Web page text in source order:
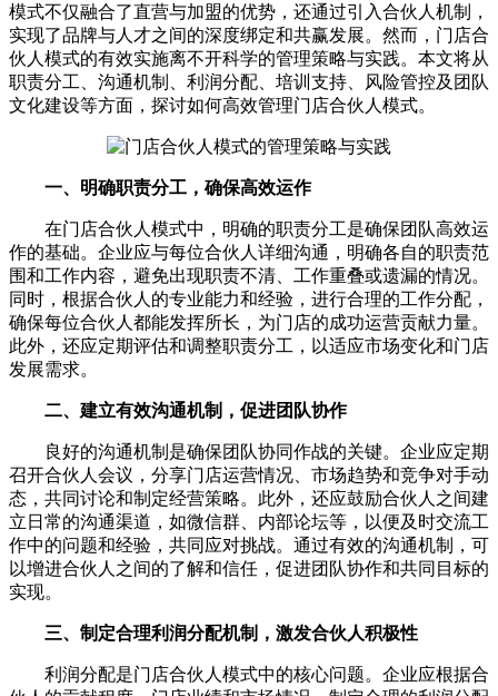
模式不仅融合了直营与加盟的优势，还通过引入合伙人机制，
实现了品牌与人才之间的深度绑定和共赢发展。然而，门店合
伙人模式的有效实施离不开科学的管理策略与实践。本文将从
职责分工、沟通机制、利润分配、培训支持、风险管控及团队
文化建设等方面，探讨如何高效管理门店合伙人模式。
一、明确职责分工，确保高效运作
在门店合伙人模式中，明确的职责分工是确保团队高效运
作的基础。企业应与每位合伙人详细沟通，明确各自的职责范
围和工作内容，避免出现职责不清、工作重叠或遗漏的情况。
同时，根据合伙人的专业能力和经验，进行合理的工作分配，
确保每位合伙人都能发挥所长，为门店的成功运营贡献力量。
此外，还应定期评估和调整职责分工，以适应市场变化和门店
发展需求。
二、建立有效沟通机制，促进团队协作
良好的沟通机制是确保团队协同作战的关键。企业应定期
召开合伙人会议，分享门店运营情况、市场趋势和竞争对手动
态，共同讨论和制定经营策略。此外，还应鼓励合伙人之间建
立日常的沟通渠道，如微信群、内部论坛等，以便及时交流工
作中的问题和经验，共同应对挑战。通过有效的沟通机制，可
以增进合伙人之间的了解和信任，促进团队协作和共同目标的
实现。
三、制定合理利润分配机制，激发合伙人积极性
利润分配是门店合伙人模式中的核心问题。企业应根据合